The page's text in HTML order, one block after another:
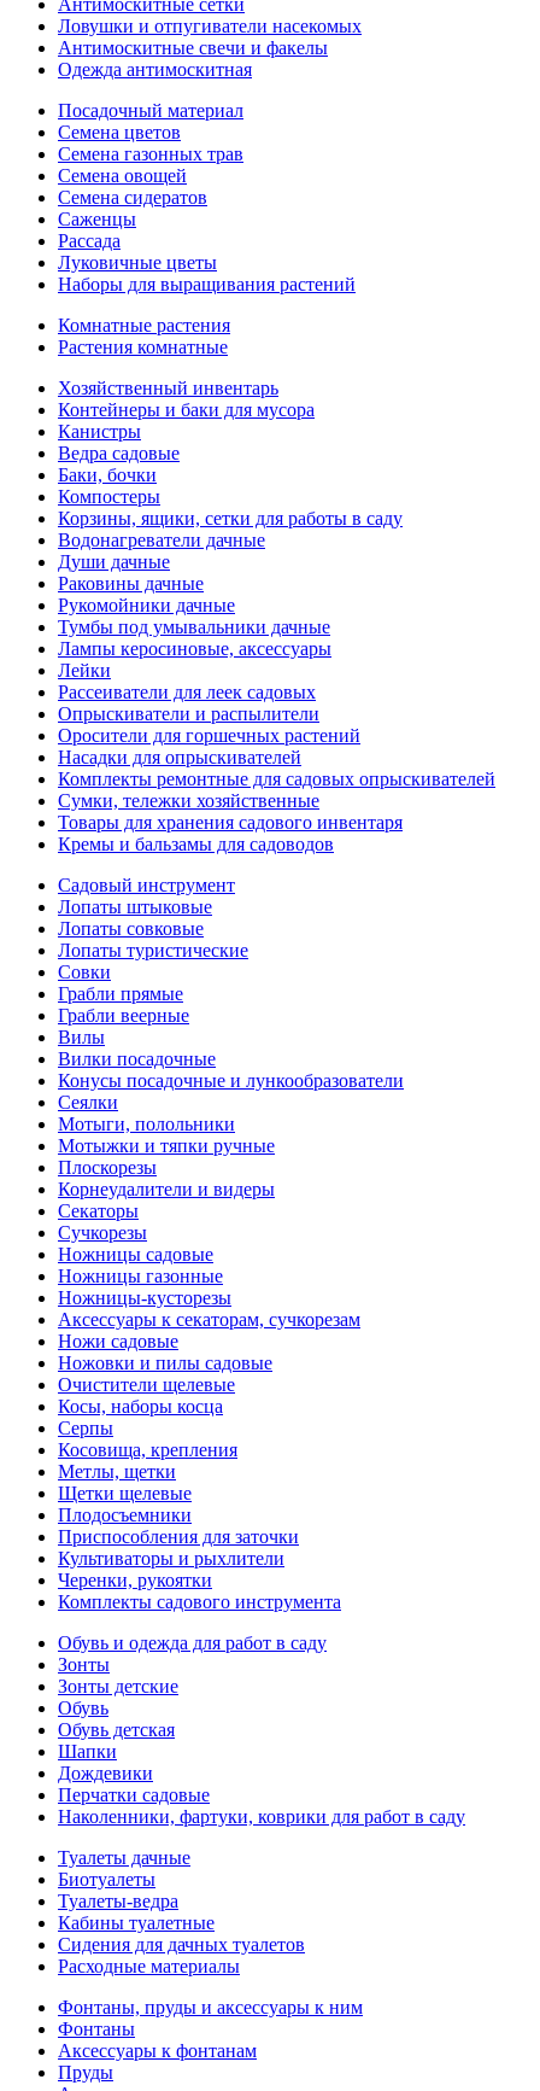
Антимоскитные сетки
Ловушки и отпугиватели насекомых
Антимоскитные свечи и факелы
Одежда антимоскитная
Посадочный материал
Семена цветов
Семена газонных трав
Семена овощей
Семена сидератов
Саженцы
Рассада
Луковичные цветы
Наборы для выращивания растений
Комнатные растения
Растения комнатные
Хозяйственный инвентарь
Контейнеры и баки для мусора
Канистры
Ведра садовые
Баки, бочки
Компостеры
Корзины, ящики, сетки для работы в саду
Водонагреватели дачные
Души дачные
Раковины дачные
Рукомойники дачные
Тумбы под умывальники дачные
Лампы керосиновые, аксессуары
Лейки
Рассеиватели для леек садовых
Опрыскиватели и распылители
Оросители для горшечных растений
Насадки для опрыскивателей
Комплекты ремонтные для садовых опрыскивателей
Сумки, тележки хозяйственные
Товары для хранения садового инвентаря
Кремы и бальзамы для садоводов
Садовый инструмент
Лопаты штыковые
Лопаты совковые
Лопаты туристические
Совки
Грабли прямые
Грабли веерные
Вилы
Вилки посадочные
Конусы посадочные и лункообразователи
Сеялки
Мотыги, полольники
Мотыжки и тяпки ручные
Плоскорезы
Корнеудалители и видеры
Секаторы
Сучкорезы
Ножницы садовые
Ножницы газонные
Ножницы-кусторезы
Аксессуары к секаторам, сучкорезам
Ножи садовые
Ножовки и пилы садовые
Очистители щелевые
Косы, наборы косца
Серпы
Косовища, крепления
Метлы, щетки
Щетки щелевые
Плодосъемники
Приспособления для заточки
Культиваторы и рыхлители
Черенки, рукоятки
Комплекты садового инструмента
Обувь и одежда для работ в саду
Зонты
Зонты детские
Обувь
Обувь детская
Шапки
Дождевики
Перчатки садовые
Наколенники, фартуки, коврики для работ в саду
Туалеты дачные
Биотуалеты
Туалеты-ведра
Кабины туалетные
Сидения для дачных туалетов
Расходные материалы
Фонтаны, пруды и аксессуары к ним
Фонтаны
Аксессуары к фонтанам
Пруды